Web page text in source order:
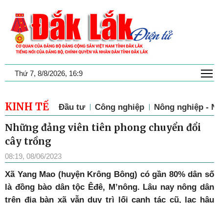
Thứ 7, 8/8/2026, 16:9
KINH TẾ Đầu tư Công nghiệp Nông nghiệp -
Những đảng viên tiên phong chuyển đổi
cây trồng
08:19, 08/06/2023
Xã Yang Mao (huyện Krông Bông) có gần 80% dân số
là đồng bào dân tộc Êđê, M’nông. Lâu nay nông dân
trên địa bàn xã vẫn duy trì lối canh tác cũ, lạc hậu